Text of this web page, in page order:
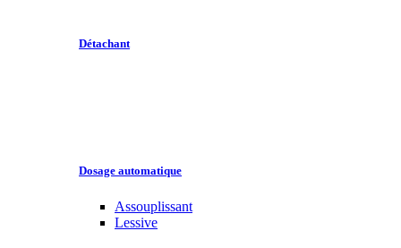
Détachant
Dosage automatique
Assouplissant
Lessive